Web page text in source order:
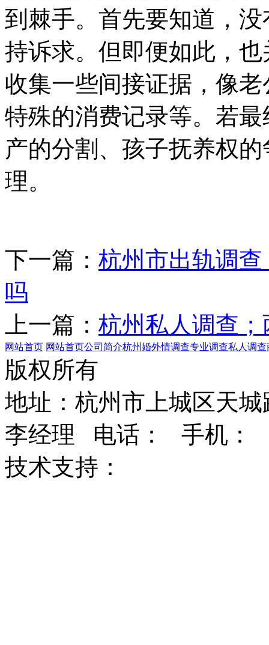
到棘手。首先要知道，
持诉求。但即便如此，
收集一些间接证据，像
特殊的消费记录等。若
产的分割、孩子抚养权
理。
下一篇： 杭州市出轨调
吗
上一篇： 杭州私人调查
网站首页 网站首页公司简介杭州婚外情调查专业调查私人调查
版权所有
地址：杭州市上城区天
李经理 电话： 手机：
技术支持：